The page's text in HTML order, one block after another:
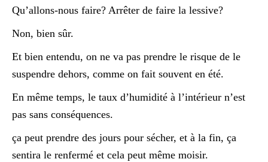
Qu’allons-nous faire? Arrêter de faire la lessive?
Non, bien sûr.
Et bien entendu, on ne va pas prendre le risque de le
suspendre dehors, comme on fait souvent en été.
En même temps, le taux d’humidité à l’intérieur n’est
pas sans conséquences.
ça peut prendre des jours pour sécher, et à la fin, ça
sentira le renfermé et cela peut même moisir.